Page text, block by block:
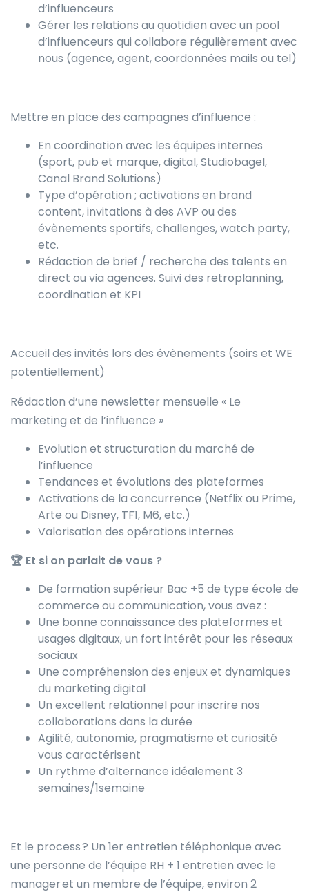
d’influenceurs
Gérer les relations au quotidien avec un pool
d’influenceurs qui collabore régulièrement avec
nous (agence, agent, coordonnées mails ou tel)
Mettre en place des campagnes d’influence :
En coordination avec les équipes internes
(sport, pub et marque, digital, Studiobagel,
Canal Brand Solutions)
Type d’opération ; activations en brand
content, invitations à des AVP ou des
évènements sportifs, challenges, watch party,
etc.
Rédaction de brief / recherche des talents en
direct ou via agences. Suivi des retroplanning,
coordination et KPI
Accueil des invités lors des évènements (soirs et WE
potentiellement)
Rédaction d’une newsletter mensuelle « Le
marketing et de l’influence »
Evolution et structuration du marché de
l’influence
Tendances et évolutions des plateformes
Activations de la concurrence (Netflix ou Prime,
Arte ou Disney, TF1, M6, etc.)
Valorisation des opérations internes
🏆 Et si on parlait de vous ?
De formation supérieur Bac +5 de type école de
commerce ou communication, vous avez :
Une bonne connaissance des plateformes et
usages digitaux, un fort intérêt pour les réseaux
sociaux
Une compréhension des enjeux et dynamiques
du marketing digital
Un excellent relationnel pour inscrire nos
collaborations dans la durée
Agilité, autonomie, pragmatisme et curiosité
vous caractérisent
Un rythme d’alternance idéalement 3
semaines/1semaine
Et le process ? Un 1er entretien téléphonique avec
une personne de l’équipe RH + 1 entretien avec le
manager et un membre de l’équipe, environ 2